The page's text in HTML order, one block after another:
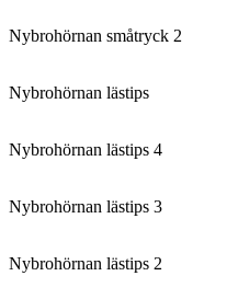
Nybrohörnan småtryck 2
Nybrohörnan lästips
Nybrohörnan lästips 4
Nybrohörnan lästips 3
Nybrohörnan lästips 2